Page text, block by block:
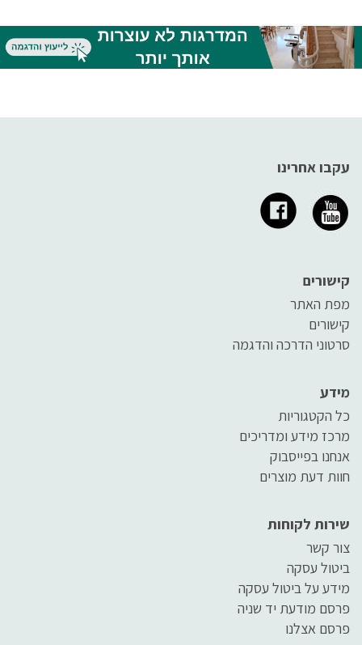
כן יכולים לשלוט על רמת ההיגיינה,
והוא הבית הפרטי שלנו. בבית יש
לנו אפשרות להקפיד על היגיינה
השונים, אשר החיידק עלול להגיע
– מקום חם ומזון (קרינת שמש,
שאריות מזון, הפרשות גוף ועוד).
עובש, שהוא שמן הכללי של
לחות ומתרבה במהירות
עקבו אחרינו
קישורים
מפת האתר
קישורים
סרטוני הדרכה והדגמה
מידע
כל הקטגוריות
מרכז מידע ומדריכים
אנחנו בפייסבוק
חוות דעת מוצרים
שירות לקוחות
צור קשר
ביטול עסקה
מידע על ביטול עסקה
פרסם מודעת יד שניה
פרסם אצלנו